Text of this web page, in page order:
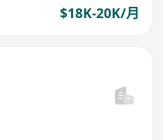
$18K-20K/月